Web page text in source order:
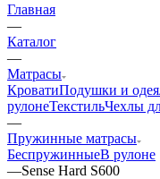
Главная
—
Каталог
—
Матрасы
КроватиПодушки и
рулонеТекстильЧехлы
—
Пружинные матрасы
БеспружинныеВ рулоне
—Sense Hard S600